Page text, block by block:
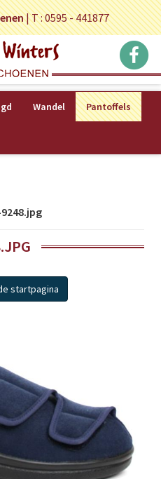
|T : 0595 - 441877
Wandel Pantoffels
startpagina